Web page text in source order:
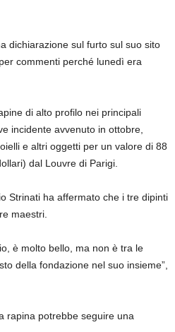
dichiarazione sul furto sul suo sito
commenti perché lunedì era
di alto profilo nei principali
incidente avvenuto in ottobre,
e altri oggetti per un valore di 88
dal Louvre di Parigi.
Strinati ha affermato che i tre dipinti
maestri.
è molto bello, ma non è tra le
della fondazione nel suo insieme”,
rapina potrebbe seguire una